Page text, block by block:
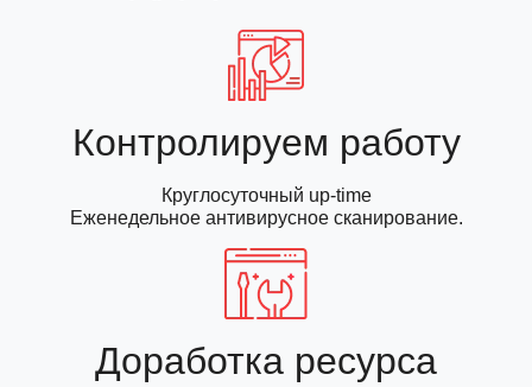
Контролируем работу
Круглосуточный up-time
Еженедельное антивирусное сканирование.
Доработка ресурса